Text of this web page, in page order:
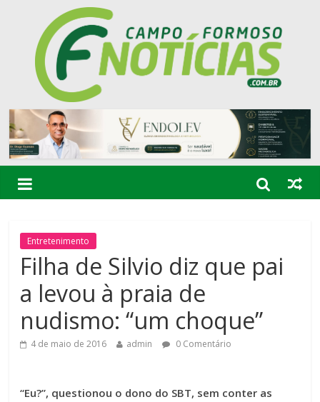
Entretenimento
Filha de Silvio diz que pai
a levou à praia de
nudismo: “um choque”
4 de maio de 2016 admin 0 Comentário
“Eu?”, questionou o dono do SBT, sem conter as